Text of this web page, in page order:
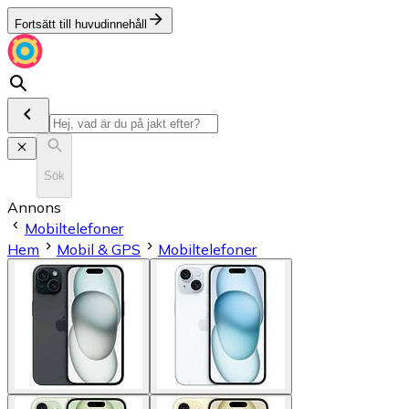
Fortsätt till huvudinnehåll
Sök
Annons
Mobiltelefoner
Hem
Mobil & GPS Mobiltelefoner